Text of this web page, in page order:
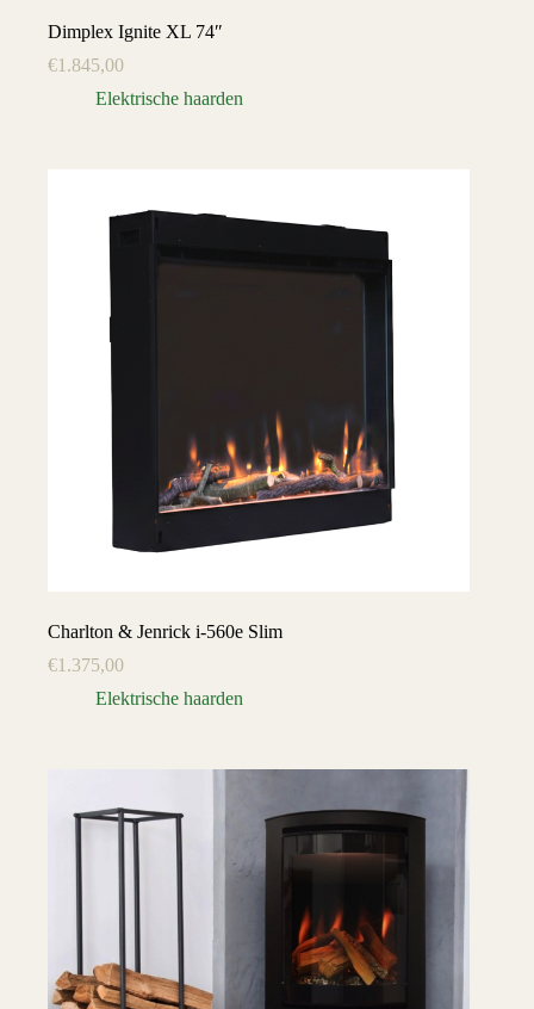
Dimplex Ignite XL 74″
€1.845,00
Elektrische haarden
Charlton & Jenrick i-560e Slim
€1.375,00
Elektrische haarden